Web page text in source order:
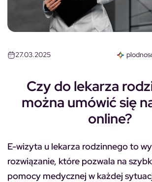
27.03.2025
Czy do lekarza
można umówić się
online?
E-wizyta u lekarza rodzinnego to
rozwiązanie, które pozwala na
pomocy medycznej w każdej